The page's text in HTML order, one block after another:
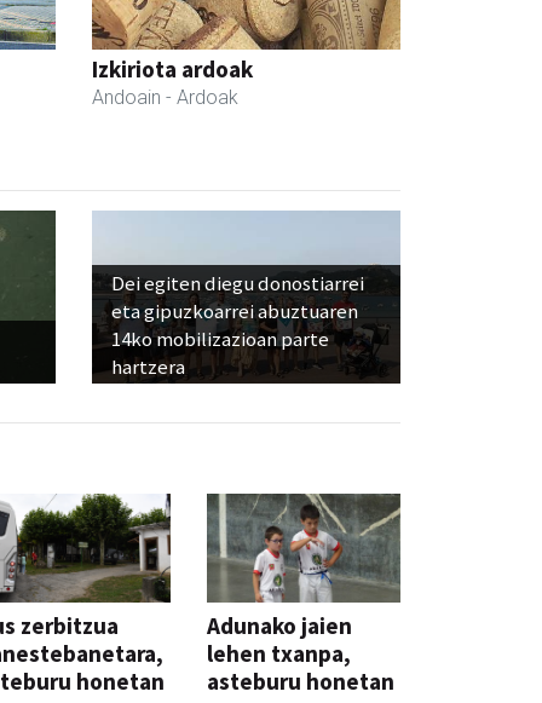
Izkiriota ardoak
Andoain - Ardoak
Dei egiten diegu donostiarrei
eta gipuzkoarrei abuztuaren
14ko mobilizazioan parte
hartzera
zerbitzua
honetan
Adunako jaien
lehen txanpa,
asteburu honetan